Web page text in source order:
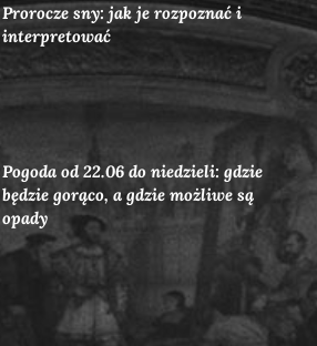
Prorocze sny: jak je rozpoznać i
interpretować
Pogoda od 22.06 do niedzieli: gdzie
będzie gorąco, a gdzie możliwe są
opady